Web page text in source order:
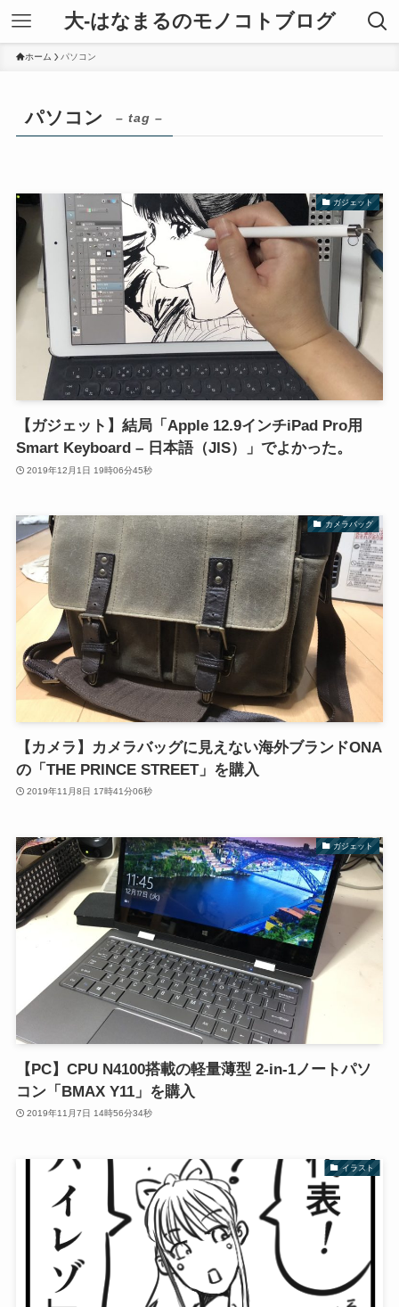
大-はなまるのモノコトブログ
ホーム パソコン
パソコン – tag –
ガジェット
【ガジェット】結局「Apple 12.9インチiPad Pro用
Smart Keyboard – 日本語（JIS）」でよかった。
2019年12月1日 19時06分45秒
カメラバッグ
【カメラ】カメラバッグに見えない海外ブランドONA
の「THE PRINCE STREET」を購入
2019年11月8日 17時41分06秒
ガジェット
【PC】CPU N4100搭載の軽量薄型 2-in-1ノートパソ
コン「BMAX Y11」を購入
2019年11月7日 14時56分34秒
イラスト